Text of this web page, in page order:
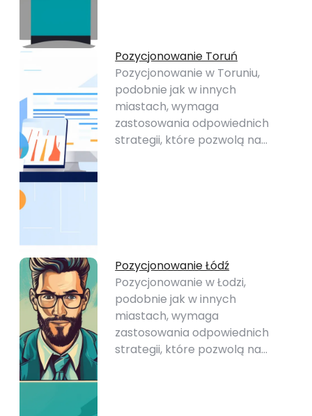
Pozycjonowanie Toruń
Pozycjonowanie w Toruniu,
podobnie jak w innych
miastach, wymaga
zastosowania odpowiednich
strategii, które pozwolą na…
Pozycjonowanie Łódź
Pozycjonowanie w Łodzi,
podobnie jak w innych
miastach, wymaga
zastosowania odpowiednich
strategii, które pozwolą na…